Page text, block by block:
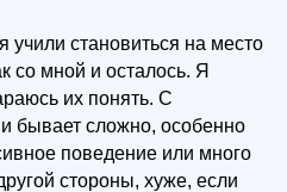
учили становиться на место
со мной и осталось. Я
их понять. С
бывает сложно, особенно
поведение или много
стороны, хуже, если